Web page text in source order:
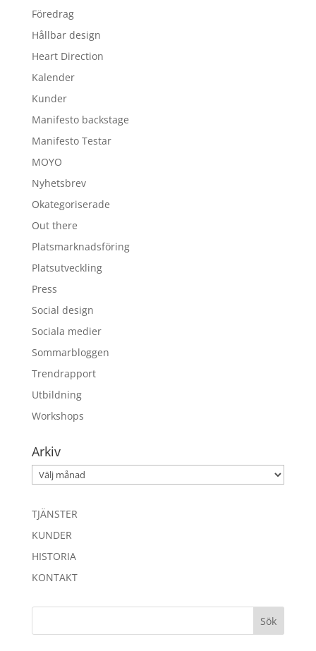
Föredrag
Hållbar design
Heart Direction
Kalender
Kunder
Manifesto backstage
Manifesto Testar
MOYO
Nyhetsbrev
Okategoriserade
Out there
Platsmarknadsföring
Platsutveckling
Press
Social design
Sociala medier
Sommarbloggen
Trendrapport
Utbildning
Workshops
Arkiv
Arkiv
TJÄNSTER
KUNDER
HISTORIA
KONTAKT